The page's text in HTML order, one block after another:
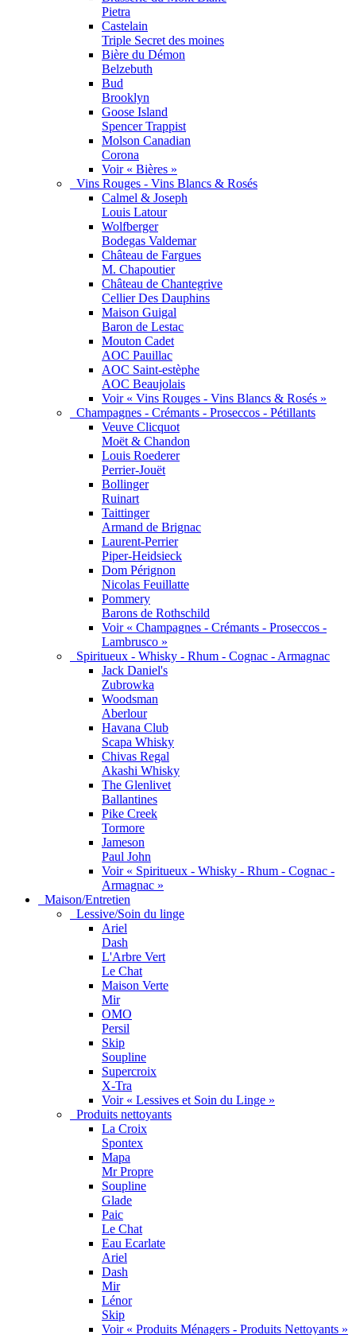
Pietra
Castelain
Triple Secret des moines
Bière du Démon
Belzebuth
Bud
Brooklyn
Goose Island
Spencer Trappist
Molson Canadian
Corona
Voir « Bières »
Vins Rouges - Vins Blancs & Rosés
Calmel & Joseph
Louis Latour
Wolfberger
Bodegas Valdemar
Château de Fargues
M. Chapoutier
Château de Chantegrive
Cellier Des Dauphins
Maison Guigal
Baron de Lestac
Mouton Cadet
AOC Pauillac
AOC Saint-estèphe
AOC Beaujolais
Voir « Vins Rouges - Vins Blancs & Rosés »
Champagnes - Crémants - Proseccos - Pétillants
Veuve Clicquot
Moët & Chandon
Louis Roederer
Perrier-Jouët
Bollinger
Ruinart
Taittinger
Armand de Brignac
Laurent-Perrier
Piper-Heidsieck
Dom Pérignon
Nicolas Feuillatte
Pommery
Barons de Rothschild
Voir « Champagnes - Crémants - Proseccos -
Lambrusco »
Spiritueux - Whisky - Rhum - Cognac - Armagnac
Jack Daniel's
Zubrowka
Woodsman
Aberlour
Havana Club
Scapa Whisky
Chivas Regal
Akashi Whisky
The Glenlivet
Ballantines
Pike Creek
Tormore
Jameson
Paul John
Voir « Spiritueux - Whisky - Rhum - Cognac -
Armagnac »
Maison/Entretien
Lessive/Soin du linge
Ariel
Dash
L'Arbre Vert
Le Chat
Maison Verte
Mir
OMO
Persil
Skip
Soupline
Supercroix
X-Tra
Voir « Lessives et Soin du Linge »
Produits nettoyants
La Croix
Spontex
Mapa
Mr Propre
Soupline
Glade
Paic
Le Chat
Eau Ecarlate
Ariel
Dash
Mir
Lénor
Skip
Voir « Produits Ménagers - Produits Nettoyants »